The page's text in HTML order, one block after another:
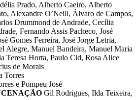
Prado, Alberto Caeiro, Alberto
Alexandre O’Neill, Álvaro de Campos,
Drummond de Andrade, Cecília
Fernando Assis Pacheco, José
Gomes Ferreira, José Jorge Letria,
Alegre, Manuel Bandeira, Manuel Maria
Teresa Horta, Paulo Cid, Rosa Alice
de Morais
Torres
e Pompeu José
Gil Rodrigues, Ilda Teixeira,